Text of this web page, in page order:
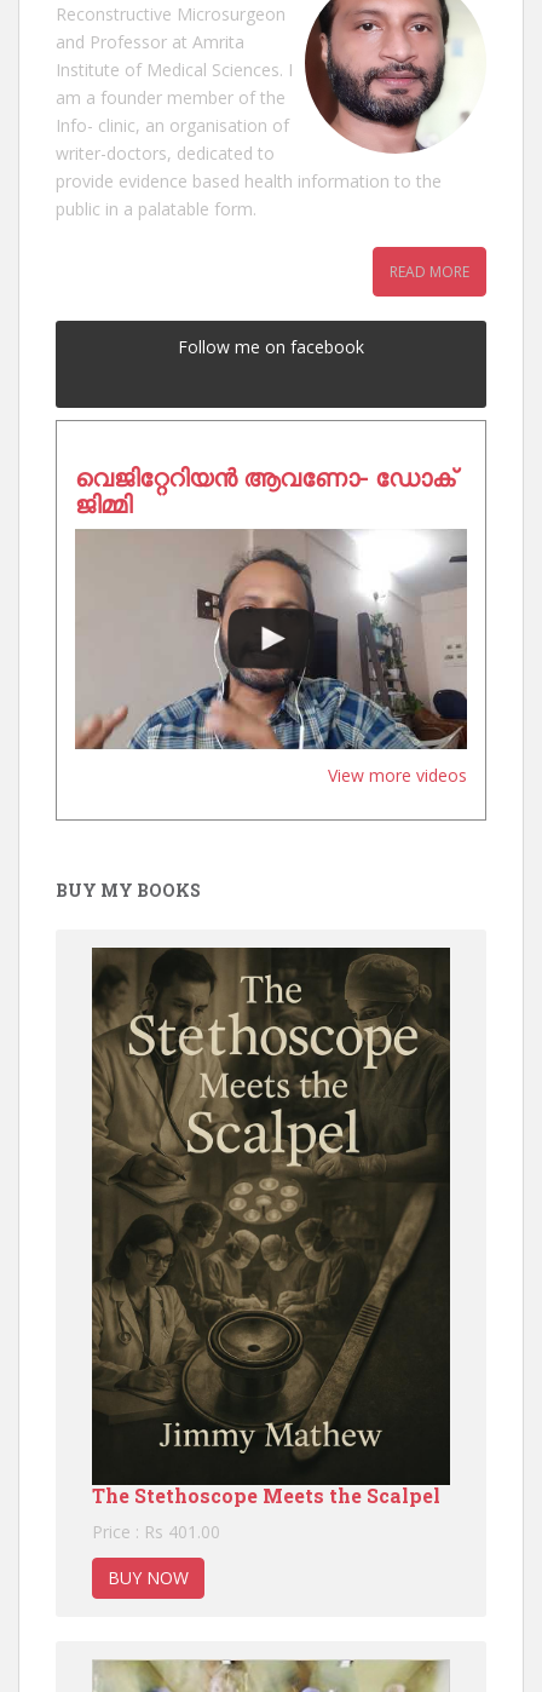
Reconstructive Microsurgeon
and Professor at Amrita
Institute of Medical Sciences. I
am a founder member of the
Info- clinic, an organisation of
writer-doctors, dedicated to
provide evidence based health information to the
public in a palatable form.
READ MORE
Follow me on facebook
വെജിറ്റേറിയൻ ആവണോ- ഡോക്
ജിമ്മി
View more videos
BUY MY BOOKS
The Stethoscope Meets the Scalpel
Price : Rs 401.00
BUY NOW